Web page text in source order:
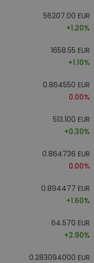
56207.00 EUR
+1.20%
1658.55 EUR
+1.10%
0.864550 EUR
0.00%
513.100 EUR
+0.30%
0.864736 EUR
0.00%
0.894477 EUR
+1.60%
64.570 EUR
+2.90%
0.283094000 EUR